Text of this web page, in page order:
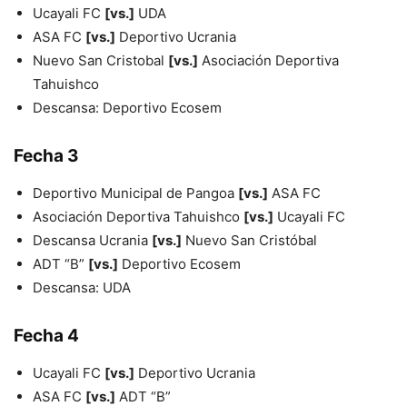
Ucayali FC [vs.] UDA
ASA FC [vs.] Deportivo Ucrania
Nuevo San Cristobal [vs.] Asociación Deportiva
Tahuishco
Descansa: Deportivo Ecosem
Fecha 3
Deportivo Municipal de Pangoa [vs.] ASA FC
Asociación Deportiva Tahuishco [vs.] Ucayali FC
Descansa Ucrania [vs.] Nuevo San Cristóbal
ADT “B” [vs.] Deportivo Ecosem
Descansa: UDA
Fecha 4
Ucayali FC [vs.] Deportivo Ucrania
ASA FC [vs.] ADT “B”